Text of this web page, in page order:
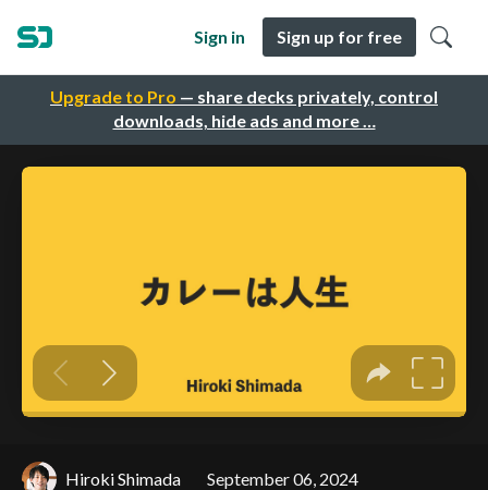
Upgrade to Pro — share decks privately, control
downloads, hide ads and more …
Sign in Sign up for free
Hiroki Shimada September 06, 2024